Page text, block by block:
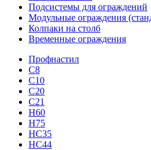
Подсистемы для ограждений
Модульные ограждения
Колпаки на столб
Временные ограждения
Профнастил
С8
С10
С20
С21
H60
H75
HС35
НС44